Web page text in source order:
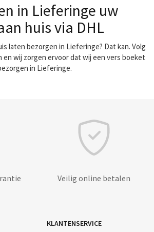
in Lieferinge uw
huis via DHL
laten bezorgen in Lieferinge? Dat kan. Volg
en wij zorgen ervoor dat wij een vers boeket
in Lieferinge.
Veilig online betalen
KLANTENSERVICE